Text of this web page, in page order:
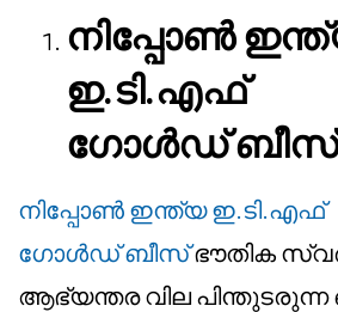
നിപ്പോൺ
ഇ.ടി.എഫ്
ഗോൾഡ് ബീസ്
നിപ്പോൺ ഇന്ത്യ ഇ.ടി.എഫ്
ഗോൾഡ് ബീസ്ഭൗതിക
ആഭ്യന്തര വില